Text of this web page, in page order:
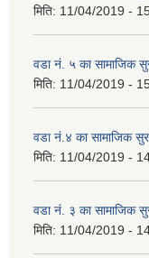
मिति: 11/04/2019 -
वडा नं. ५ का सामाजिक
मिति: 11/04/2019 -
वडा नं.४ का सामाजिक
मिति: 11/04/2019 -
वडा नं. ३ का सामाजिक
मिति: 11/04/2019 -